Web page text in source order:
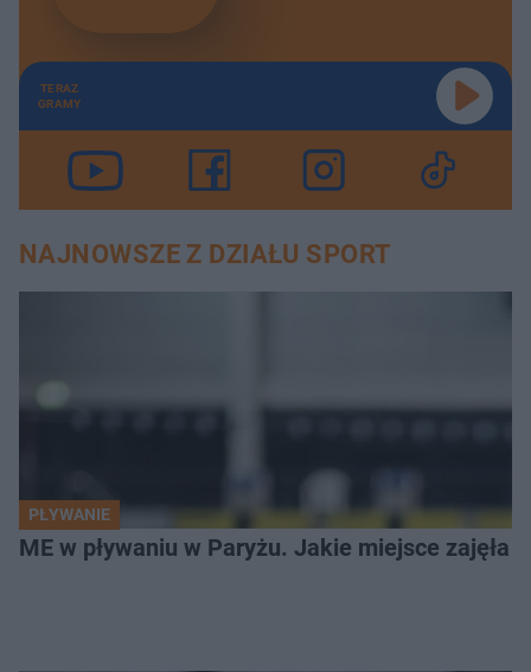
TERAZ
GRAMY
NAJNOWSZE Z DZIAŁU SPORT
PŁYWANIE
ME w pływaniu w Paryżu. Jakie miejsce zajęła